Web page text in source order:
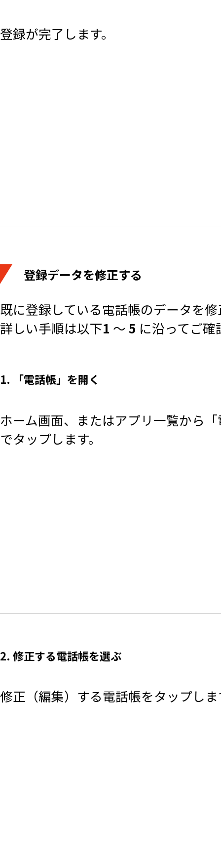
登録が完了します。
登録データを修正する
既に登録している電話帳のデータを
詳しい手順は以下1 ～5 に沿ってご
1. 「電話帳」を開く
ホーム画面、またはアプリ一覧から
でタップします。
2. 修正する電話帳を選ぶ
修正（編集）する電話帳をタップしま